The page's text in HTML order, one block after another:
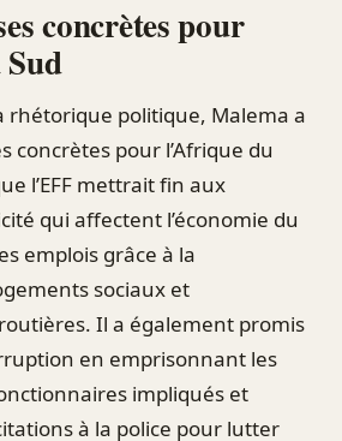
concrètes pour
rhétorique politique, Malema a
concrètes pour l’Afrique du
l’EFF mettrait fin aux
qui affectent l’économie du
emplois grâce à la
sociaux et
Il a également promis
en emprisonnant les
impliqués et
à la police pour lutter